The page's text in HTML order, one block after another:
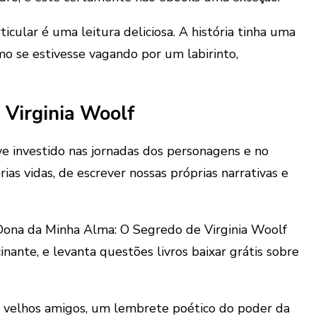
é uma leitura deliciosa. A história tinha uma
se estivesse vagando por um labirinto,
Virginia Woolf
investido nas jornadas dos personagens e no
vidas, de escrever nossas próprias narrativas e
da Minha Alma: O Segredo de Virginia Woolf
e levanta questões livros baixar grátis sobre
amigos, um lembrete poético do poder da